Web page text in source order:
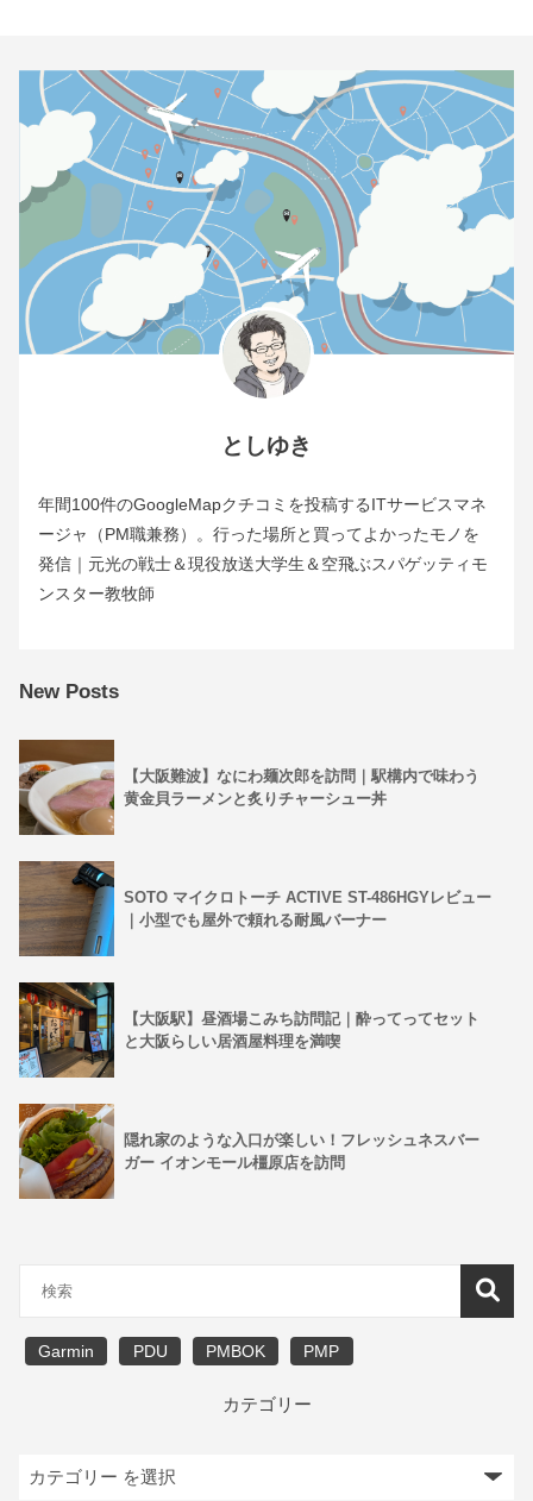
としゆき
年間100件のGoogleMapクチコミを投稿するITサービスマネ
ージャ（PM職兼務）。行った場所と買ってよかったモノを
発信｜元光の戦士＆現役放送大学生＆空飛ぶスパゲッティモ
ンスター教牧師
New Posts
【大阪難波】なにわ麺次郎を訪問｜駅構内で味わう
黄金貝ラーメンと炙りチャーシュー丼
SOTO マイクロトーチ ACTIVE ST-486HGYレビュー
｜小型でも屋外で頼れる耐風バーナー
【大阪駅】昼酒場こみち訪問記｜酔ってってセット
と大阪らしい居酒屋料理を満喫
隠れ家のような入口が楽しい！フレッシュネスバー
ガー イオンモール橿原店を訪問
Garmin PDU PMBOK PMP
カテゴリー